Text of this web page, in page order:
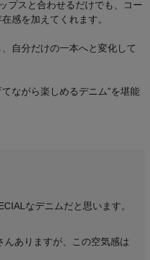
プスと合わせるだけでも、コー
感を加えてくれます。
自分だけの一本へと変化して
ながら楽しめるデニム”を堪能
なデニムだと思います。
んありますが、この空気感は